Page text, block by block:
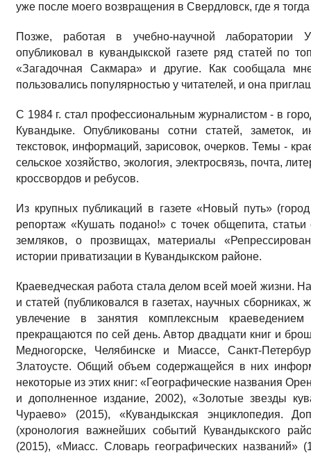
уже после моего возвращения в Свердловск, где я тогда
Позже, работая в учебно-научной лаборатории
опубликовал в кувандыкской газете ряд статей по
«Загадочная Сакмара» и другие. Как сообщала
пользовались популярностью у читателей, и она
С 1984 г. стал профессиональным журналистом - в
Кувандыке. Опубликованы сотни статей, заметок,
текстовок, информаций, зарисовок, очерков. Темы -
сельское хозяйство, экология, электросвязь, почта,
кроссвордов и ребусов.
Из крупных публикаций в газете «Новый путь»
репортаж «Кушать подано!» с точек общепита,
земляков, о прозвищах, материалы
истории приватизации в Кувандыкском районе.
Краеведческая работа стала делом всей моей жизни.
и статей (публиковался в газетах, научных
увлечение в занятия комплексным
прекращаются по сей день. Автор двадцати книг и
Медногорске, Челябинске и Миассе, Санкт-
Златоусте. Общий объем содержащейся в них
некоторые из этих книг: «Географические названия
и дополненное издание, 2002), «Золотые звезды
Чураево» (2015), «Кувандыкская энциклопедия.
(хронология важнейших событий Кувандыкского
(2015), «Миасс. Словарь географических названий»